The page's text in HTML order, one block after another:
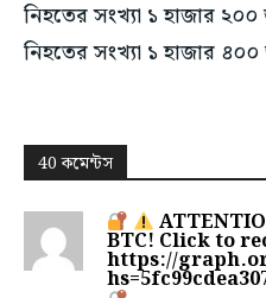
নিহতের সংখ্যা ১ হাজার
নিহতের সংখ্যা ১ হাজার
40 কমেন্টস
BTC! Click to
https://